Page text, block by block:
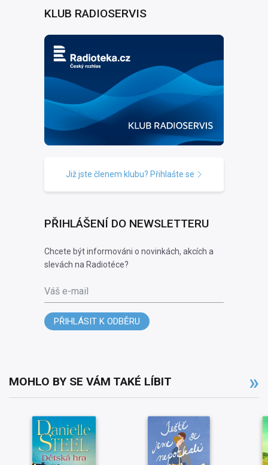
KLUB RADIOSERVIS
Již jste členem klubu? Přihlašte se
PŘIHLÁŠENÍ DO NEWSLETTERU
Chcete být informováni o novinkách, akcích a
slevách na Radiotéce?
Váš e-mail
PŘIHLÁSIT K ODBĚRU
MOHLO BY SE VÁM TAKÉ LÍBIT